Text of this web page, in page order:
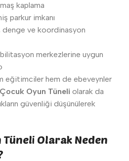
kaplama
parkur imkanı
ve koordinasyon
merkezlerine uygun
eğitimciler hem de ebeveynler
Çocuk Oyun Tüneli olarak da
güvenliği düşünülerek
Olarak Neden